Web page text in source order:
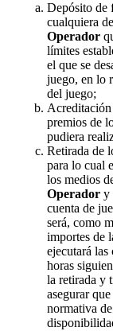
Depósito de
cualquiera
Operador
límites
el que se
juego, en lo
del juego;
Acreditación
premios de
pudiera
Retirada de
para lo cual
los medios
Operador y
cuenta de
será, como
importes de
ejecutará las
horas
la retirada y
asegurar
normativa